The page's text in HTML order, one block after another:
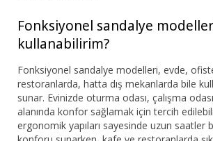
Fonksiyonel sandalye
kullanabilirim?
Fonksiyonel sandalye modelleri, evde,
restoranlarda, hatta dış mekanlarda bile
sunar. Evinizde oturma odası, çalışma
alanında konfor sağlamak için tercih
ergonomik yapıları sayesinde uzun saatler